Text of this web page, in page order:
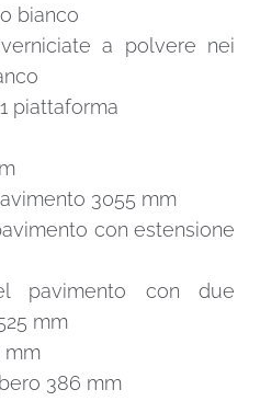
bianco
a polvere nei
piattaforma
3055 mm
con estensione
pavimento con due
mm
mm
386 mm